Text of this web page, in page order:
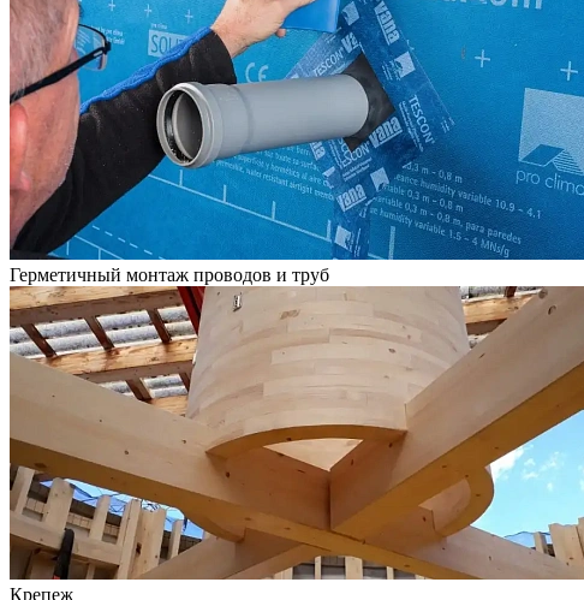
Герметичный монтаж проводов и труб
Крепеж